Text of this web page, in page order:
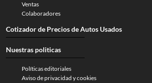
Ventas
Colaboradores
Cotizador de Precios de Autos Usados
Nuestras politicas
Políticas editoriales
Aviso de privacidad y cookies